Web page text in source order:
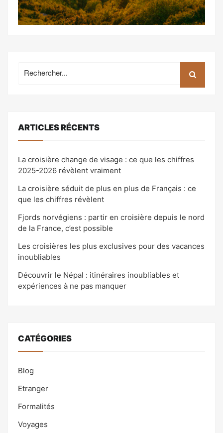
pour:
ARTICLES RÉCENTS
La croisière change de visage : ce que les chiffres
2025-2026 révèlent vraiment
La croisière séduit de plus en plus de Français : ce
que les chiffres révèlent
Fjords norvégiens : partir en croisière depuis le nord
de la France, c’est possible
Les croisières les plus exclusives pour des vacances
inoubliables
Découvrir le Népal : itinéraires inoubliables et
expériences à ne pas manquer
CATÉGORIES
Blog
Etranger
Formalités
Voyages